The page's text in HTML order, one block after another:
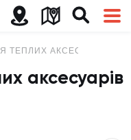
ТЕПЛИХ АКСЕСУАРІВ У
аксесуарів